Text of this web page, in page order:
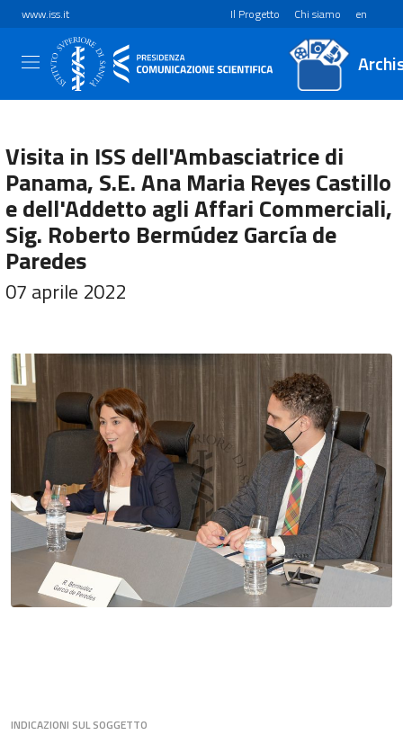
www.iss.it Il Progetto Chi siamo en
Visita in ISS dell'Ambasciatrice di
Panama, S.E. Ana Maria Reyes Castillo
e dell'Addetto agli Affari Commerciali,
Sig. Roberto Bermúdez García de
Paredes
07 aprile 2022
INDICAZIONI SUL SOGGETTO